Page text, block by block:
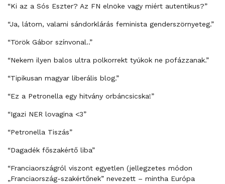
“Ki az a Sós Eszter? Az FN elnöke vagy miért autentikus?”
“Ja, látom, valami sándorklárás feminista genderszörnyeteg.”
“Török Gábor színvonal..”
“Nekem ilyen balos ultra polkorrekt tyúkok ne pofázzanak.”
“Tipikusan magyar liberális blog.”
“Ez a Petronella egy hitvány orbáncsicska!”
“Igazi NER lovagina <3”
“Petronella Tiszás”
“Dagadék főszakértő liba”
“Franciaországról viszont egyetlen (jellegzetes módon
„Franciaország-szakértőnek” nevezett – mintha Európa